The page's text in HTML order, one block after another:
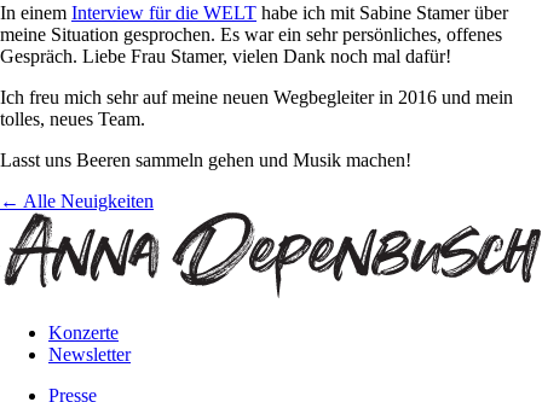
In einem Interview für die WELT habe ich mit Sabine Stamer über
meine Situation gesprochen. Es war ein sehr persönliches, offenes
Gespräch. Liebe Frau Stamer, vielen Dank noch mal dafür!
Ich freu mich sehr auf meine neuen Wegbegleiter in 2016 und mein
tolles, neues Team.
Lasst uns Beeren sammeln gehen und Musik machen!
← Alle Neuigkeiten
Konzerte
Newsletter
Presse